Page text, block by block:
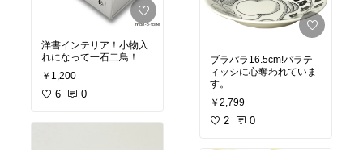
洋書インテリア！小物入
れになって一石二鳥！
￥1,200
6 0
ブラパラ16.5cm!パラテ
ィッシに心奪われていま
す。
￥2,799
2 0